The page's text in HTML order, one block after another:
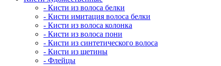
- Кисти из волоса белки
- Кисти имитация волоса белки
- Кисти из волоса колонка
- Кисти из волоса пони
- Кисти из синтетического волоса
- Кисти из щетины
- Флейцы